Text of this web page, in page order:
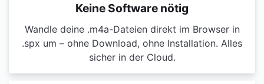
Keine Software nötig
Wandle deine .m4a-Dateien direkt im Browser in
.spx um – ohne Download, ohne Installation. Alles
sicher in der Cloud.